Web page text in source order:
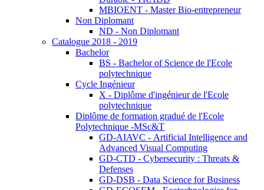
MBIOENT - Master Bio-entrepreneur
Non Diplomant
ND - Non Diplomant
Catalogue 2018 - 2019
Bachelor
BS - Bachelor of Science de l'Ecole
polytechnique
Cycle Ingénieur
X - Diplôme d'ingénieur de l'Ecole
polytechnique
Diplôme de formation gradué de l'Ecole
Polytechnique -MSc&T
GD-AIAVC - Artificial Intelligence and
Advanced Visual Computing
GD-CTD - Cybersecurity : Threats &
Defenses
GD-DSB - Data Science for Business